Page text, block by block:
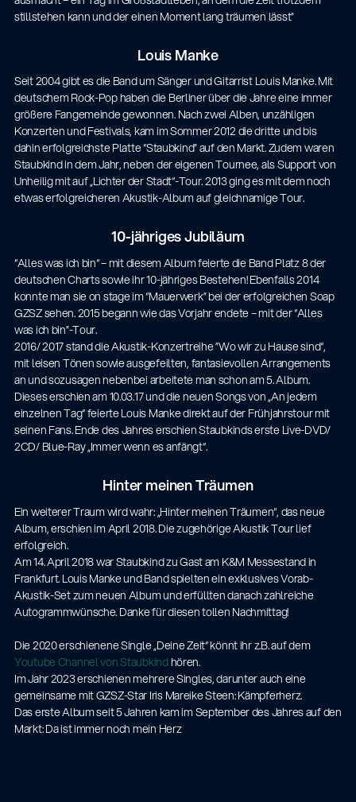
14766-000-55
Akustikgitarren-Spielständer
stillstehen kann und der einen Moment lang träumen lässt”
Louis Manke
Seit 2004 gibt es die Band um Sänger und Gitarrist Louis Manke. Mit
deutschem Rock-Pop haben die Berliner über die Jahre eine immer
größere Fangemeinde gewonnen. Nach zwei Alben, unzähligen
Konzerten und Festivals, kam im Sommer 2012 die dritte und bis
dahin erfolgreichste Platte “Staubkind” auf den Markt. Zudem waren
Staubkind in dem Jahr, neben der eigenen Tournee, als Support von
Unheilig mit auf „Lichter der Stadt“-Tour. 2013 ging es mit dem noch
etwas erfolgreicheren Akustik-Album auf gleichnamige Tour.
10-jähriges Jubiläum
“Alles was ich bin“ – mit diesem Album feierte die Band Platz 8 der
deutschen Charts sowie ihr 10-jähriges Bestehen! Ebenfalls 2014
konnte man sie on stage im “Mauerwerk” bei der erfolgreichen Soap
GZSZ sehen. 2015 begann wie das Vorjahr endete – mit der “Alles
was ich bin”-Tour.
2016/ 2017 stand die Akustik-Konzertreihe ”Wo wir zu Hause sind“,
mit leisen Tönen sowie ausgefeilten, fantasievollen Arrangements
an und sozusagen nebenbei arbeitete man schon am 5. Album.
Dieses erschien am 10.03.17 und die neuen Songs von „An jedem
einzelnen Tag“ feierte Louis Manke direkt auf der Frühjahrstour mit
seinen Fans. Ende des Jahres erschien Staubkinds erste Live-DVD/
2CD/ Blue-Ray „Immer wenn es anfängt“.
Hinter meinen Träumen
Ein weiterer Traum wird wahr: „Hinter meinen Träumen“, das neue
Album, erschien im April 2018. Die zugehörige Akustik Tour lief
erfolgreich.
Am 14. April 2018 war Staubkind zu Gast am K&M Messestand in
Frankfurt. Louis Manke und Band spielten ein exklusives Vorab-
Akustik-Set zum neuen Album und erfüllten danach zahlreiche
Autogrammwünsche. Danke für diesen tollen Nachmittag!
Die 2020 erschienene Single „Deine Zeit“ könnt ihr z.B. auf dem
Youtube Channel von Staubkindhören.
Im Jahr 2023 erschienen mehrere Singles, darunter auch eine
gemeinsame mit GZSZ-Star Iris Mareike Steen: Kämpferherz.
Das erste Album seit 5 Jahren kam im September des Jahres auf den
Markt: Da ist immer noch mein Herz